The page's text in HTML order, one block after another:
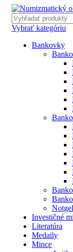
Vybrať kategóriu
Bankovky
Investičné
Literatúra
Medaily
Mince